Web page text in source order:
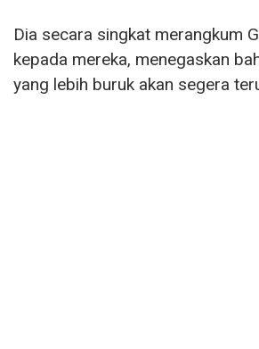
Dia secara singkat merangkum
kepada mereka, menegaskan
yang lebih buruk akan segera